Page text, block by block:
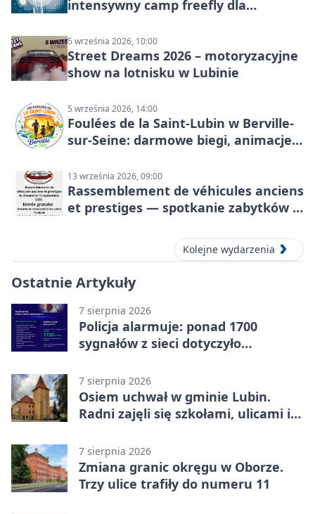
intensywny camp freefly dla
5 września 2026, 10:00
Street Dreams 2026 – motoryzacyjne
show na lotnisku w Lubinie
5 września 2026, 14:00
Foulées de la Saint-Lubin w Berville-
sur-Seine: darmowe biegi, animacje i
13 września 2026, 09:00
Rassemblement de véhicules anciens
et prestiges — spotkanie zabytków i
Kolejne wydarzenia
Ostatnie Artykuły
7 sierpnia 2026
Policja alarmuje: ponad 1700
sygnałów z sieci dotyczyło
7 sierpnia 2026
Osiem uchwał w gminie Lubin.
Radni zajęli się szkołami, ulicami i
7 sierpnia 2026
Zmiana granic okręgu w Oborze.
Trzy ulice trafiły do numeru 11